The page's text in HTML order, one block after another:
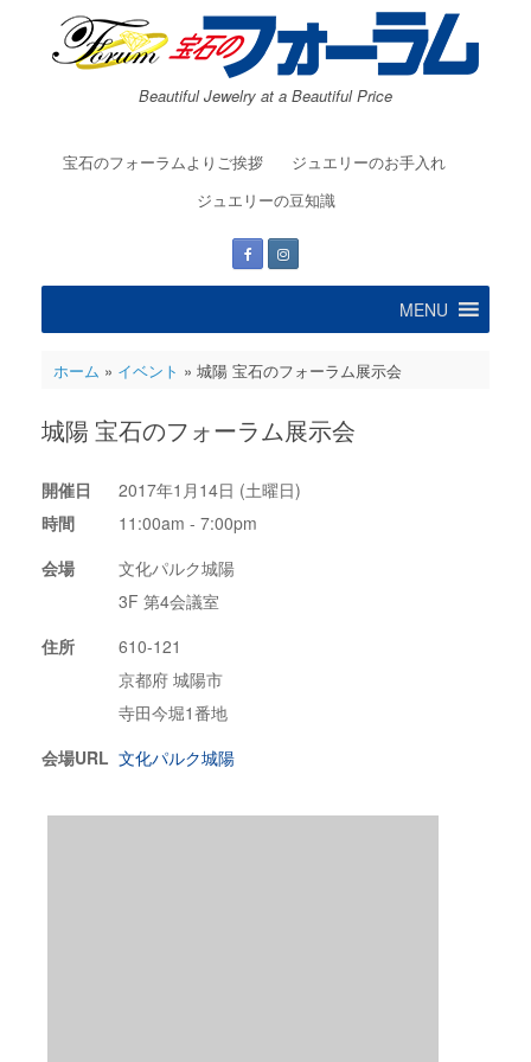
Beautiful Jewelry at a Beautiful Price
宝石のフォーラムよりご挨拶
ジュエリーのお手入れ
ジュエリーの豆知識
MENU
ホーム » イベント » 城陽 宝石のフォーラム展示会
城陽 宝石のフォーラム展示会
開催日
2017年1月14日 (土曜日)
時間
11:00am - 7:00pm
会場
文化パルク城陽
3F 第4会議室
住所
610-121
京都府 城陽市
寺田今堀1番地
会場URL 文化パルク城陽